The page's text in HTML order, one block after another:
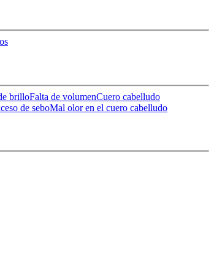
brilloFalta de volumenCuero cabelludo
de seboMal olor en el cuero cabelludo